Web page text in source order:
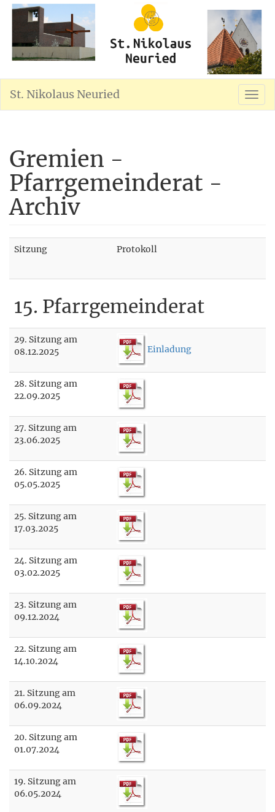
St. Nikolaus Neuried
Gremien -
Pfarrgemeinderat -
Archiv
Sitzung Protokoll
15. Pfarrgemeinderat
29. Sitzung am
08.12.2025
Einladung
28. Sitzung am
22.09.2025
27. Sitzung am
23.06.2025
26. Sitzung am
05.05.2025
25. Sitzung am
17.03.2025
24. Sitzung am
03.02.2025
23. Sitzung am
09.12.2024
22. Sitzung am
14.10.2024
21. Sitzung am
06.09.2024
20. Sitzung am
01.07.2024
19. Sitzung am
06.05.2024